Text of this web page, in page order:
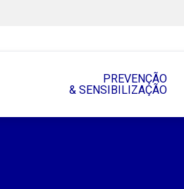
PREVENÇÃO
& SENSIBILIZAÇÃO